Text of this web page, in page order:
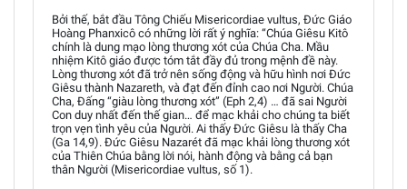
Bởi thế, bắt đầu Tông Chiếu Misericordiae vultus, Đức Giáo
Hoàng Phanxicô có những lời rất ý nghĩa: “Chúa Giêsu Kitô
chính là dung mạo lòng thương xót của Chúa Cha. Mầu
nhiệm Kitô giáo được tóm tắt đầy đủ trong mệnh đề này.
Lòng thương xót đã trở nên sống động và hữu hình nơi Ðức
Giêsu thành Nazareth, và đạt đến đỉnh cao nơi Người. Chúa
Cha, Đấng “giàu lòng thương xót” (Eph 2,4) … đã sai Người
Con duy nhất đến thế gian… để mạc khải cho chúng ta biết
trọn vẹn tình yêu của Người. Ai thấy Đức Giêsu là thấy Cha
(Ga 14,9). Đức Giêsu Nazarét đã mạc khải lòng thương xót
của Thiên Chúa bằng lời nói, hành động và bằng cả bạn
thân Người (Misericordiae vultus, số 1).